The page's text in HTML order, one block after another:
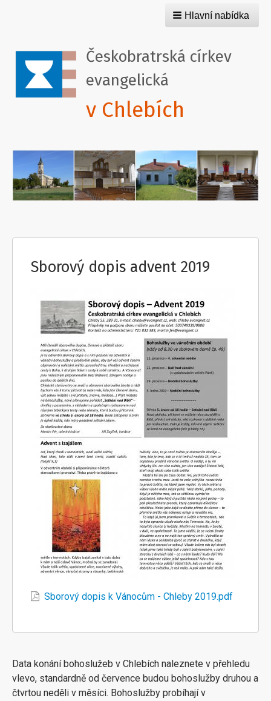
Hlavní nabídka
Českobratrská církev
evangelická
v Chlebích
Sborový dopis advent 2019
Sborový dopis k Vánocům - Chleby 2019.pdf
Data konání bohoslužeb v Chlebích naleznete v přehledu
vlevo, standardně od července budou bohoslužby druhou a
čtvrtou neděli v měsíci. Bohoslužby probíhají v